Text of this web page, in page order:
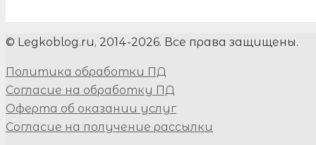
© Legkoblog.ru, 2014-2026. Все права защищены.
Политика обработки ПД
Согласие на обработку ПД
Оферта об оказании услуг
Согласие на получение рассылки